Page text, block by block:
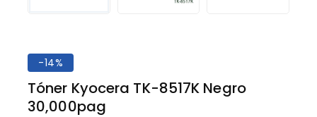
-14%
Tóner Kyocera TK-8517K Negro
30,000pag